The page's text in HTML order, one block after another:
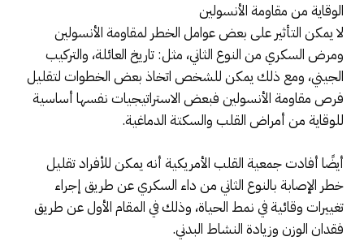
الوقاية من مقاومة الأنسولين
لا يمكن التأثير على بعض عوامل الخطر لمقاومة الأنسولين
ومرض السكري من النوع الثاني، مثل: تاريخ العائلة، والتركيب
الجيني، ومع ذلك يمكن للشخص اتخاذ بعض الخطوات لتقليل
فرص مقاومة الأنسولين فبعض الاستراتيجيات نفسها أساسية
للوقاية من أمراض القلب والسكتة الدماغية.
أيضًا أفادت جمعية القلب الأمريكية أنه يمكن للأفراد تقليل
خطر الإصابة بالنوع الثاني من داء السكري عن طريق إجراء
تغييرات وقائية في نمط الحياة، وذلك في المقام الأول عن طريق
فقدان الوزن وزيادة النشاط البدني.